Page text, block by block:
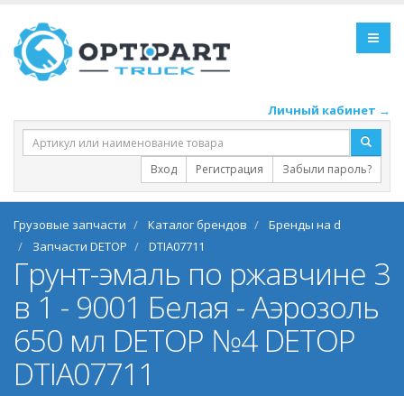
Личный кабинет →
Вход Регистрация Забыли пароль?
Грузовые запчасти Каталог брендов
Бренды на d
Запчасти DETOP
DTIA07711
Грунт-эмаль по ржавчине 3
в 1 - 9001 Белая - Аэрозоль
650 мл DETOP №4 DETOP
DTIA07711